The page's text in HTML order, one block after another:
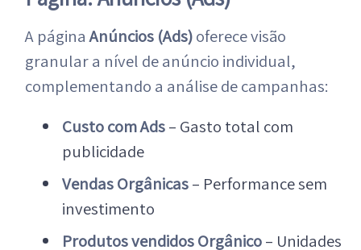
A páginaAnúncios (Ads)oferece visão
granular a nível de anúncio individual,
complementando a análise de campanhas:
Custo com Ads– Gasto total com
publicidade
Vendas Orgânicas– Performance sem
investimento
Produtos vendidos Orgânico– Unidades